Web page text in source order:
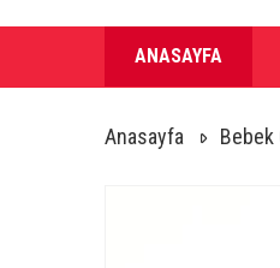
ANASAYFA
Anasayfa Bebek